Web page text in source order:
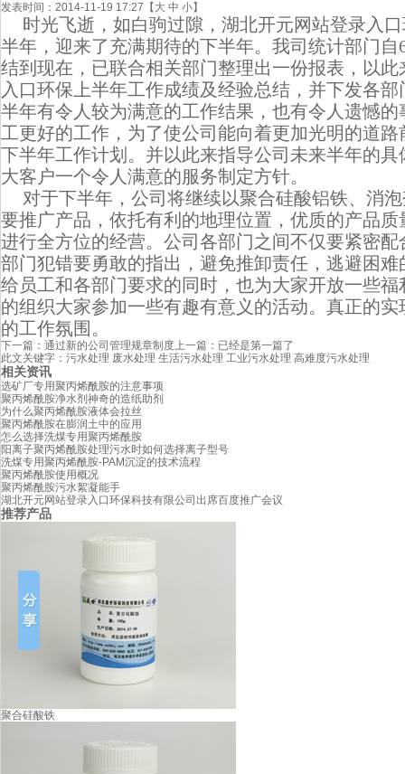
发表时间：2014-11-19 17:27【 大 中 小】
时光飞逝，如白驹过隙，湖北开元网站登录入
半年，迎来了充满期待的下半年。我司统计部门
结到现在，已联合相关部门整理出一份报表，以
入口环保上半年工作成绩及经验总结，并下发各
半年有令人较为满意的工作结果，也有令人遗憾
工更好的工作，为了使公司能向着更加光明的道
下半年工作计划。并以此来指导公司未来半年的
大客户一个令人满意的服务制定方针。
对于下半年，公司将继续以聚合硅酸铝铁、 消
要推广产品，依托有利的地理位置，优质的产品
进行全方位的经营。公司各部门之间不仅要紧密
部门犯错要勇敢的指出，避免推卸责任，逃避困
给员工和各部门要求的同时，也为大家开放一些
的组织大家参加一些有趣有意义的活动。真正的
的工作氛围。
下一篇： 通过新的公司管理规章制度上一篇： 已经是第一篇了
此文关键字： 污水处理 废水处理 生活污水处理 工业污水处理 高难度污水处理
相关资讯
选矿厂专用聚丙烯酰胺的注意事项
聚丙烯酰胺净水剂神奇的造纸助剂
为什么聚丙烯酰胺液体会拉丝
聚丙烯酰胺在膨润土中的应用
怎么选择洗煤专用聚丙烯酰胺
阳离子聚丙烯酰胺处理污水时如何选择离子型号
洗煤专用聚丙烯酰胺-PAM沉淀的技术流程
聚丙烯酰胺使用概况
聚丙烯酰胺污水絮凝能手
湖北开元网站登录入口环保科技有限公司出席百度推广会议
推荐产品
聚合硅酸铁